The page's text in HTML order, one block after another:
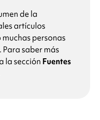
de la
artículos
personas
saber más
la sección Fuentes